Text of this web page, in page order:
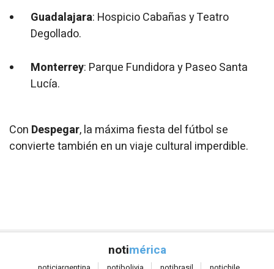
Guadalajara: Hospicio Cabañas y Teatro
Degollado.
Monterrey: Parque Fundidora y Paseo Santa
Lucía.
Con Despegar, la máxima fiesta del fútbol se
convierte también en un viaje cultural imperdible.
notimérica